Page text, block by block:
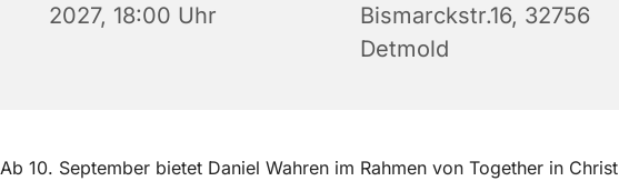
2027, 18:00 Uhr
Bismarckstr.16, 32756
Detmold
Ab 10. September bietet Daniel Wahren im Rahmen von Together in Christ